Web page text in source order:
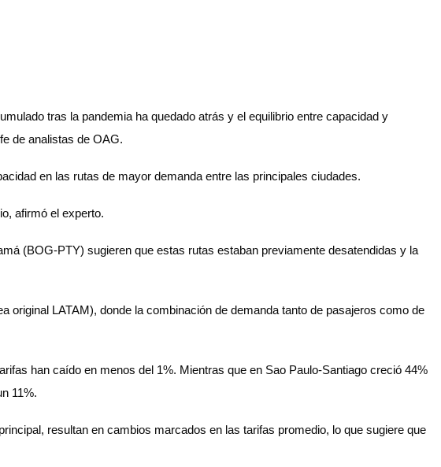
tras la pandemia ha quedado atrás y el equilibrio entre capacidad y
de analistas de OAG.
en las rutas de mayor demanda entre las principales ciudades.
afirmó el experto.
(BOG-PTY) sugieren que estas rutas estaban previamente desatendidas y la
LATAM), donde la combinación de demanda tanto de pasajeros como de
han caído en menos del 1%. Mientras que en Sao Paulo-Santiago creció 44%
11%.
resultan en cambios marcados en las tarifas promedio, lo que sugiere que